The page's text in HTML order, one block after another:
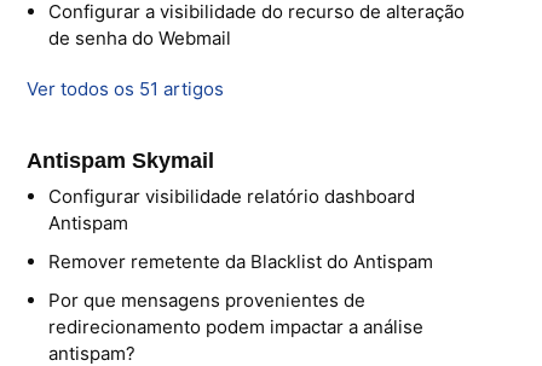
Interno - Skybox
Microsoft SQL Server
Configurar a visibilidade do recurso de alteração
de senha do Webmail
Ver todos os 51 artigos
Antispam Skymail
Configurar visibilidade relatório dashboard
Antispam
Remover remetente da Blacklist do Antispam
Por que mensagens provenientes de
redirecionamento podem impactar a análise
antispam?